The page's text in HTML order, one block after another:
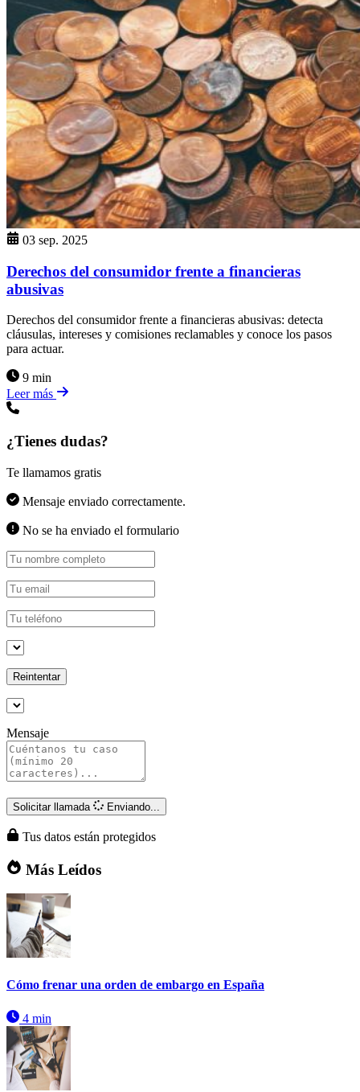
03 sep. 2025
Derechos del consumidor frente a financieras
abusivas
Derechos del consumidor frente a financieras abusivas: detecta
cláusulas, intereses y comisiones reclamables y conoce los pasos
para actuar.
9 min
Leer más
¿Tienes dudas?
Te llamamos gratis
Mensaje enviado correctamente.
No se ha enviado el formulario
Reintentar
Mensaje
Solicitar llamada Enviando...
Tus datos están protegidos
Más Leídos
Cómo frenar una orden de embargo en España
4 min